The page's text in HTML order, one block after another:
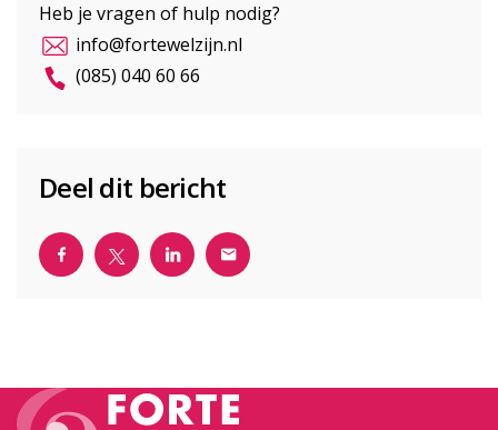
Heb je vragen of hulp nodig?
info@fortewelzijn.nl
(085) 040 60 66
Deel dit bericht